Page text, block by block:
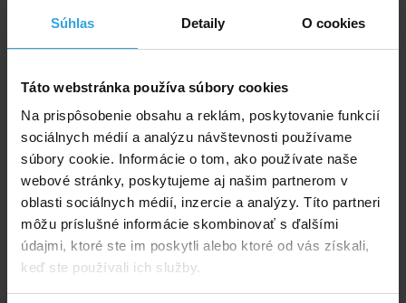
Súhlas Detaily O cookies
Táto webstránka používa súbory cookies
Na prispôsobenie obsahu a reklám, poskytovanie funkcií
sociálnych médií a analýzu návštevnosti používame
súbory cookie. Informácie o tom, ako používate naše
webové stránky, poskytujeme aj našim partnerom v
oblasti sociálnych médií, inzercie a analýzy. Títo partneri
môžu príslušné informácie skombinovať s ďalšími
údajmi, ktoré ste im poskytli alebo ktoré od vás získali,
keď ste používali ich služby.
Iba náhradná žiarovka bez telesa.
Dostupnost:Prodej ukončen
Spýtajte sa predavača
Podrobný popis
Podrobný popis
Životnosť žiarovka cca 4000hodín.